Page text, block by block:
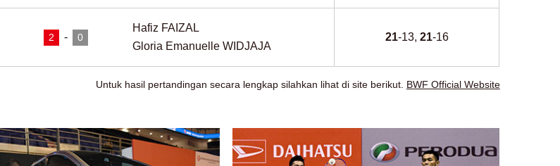
2 - 0
Hafiz FAIZAL
Gloria Emanuelle WIDJAJA
21-13, 21-16
Untuk hasil pertandingan secara lengkap silahkan lihat di site berikut. BWF Official Website